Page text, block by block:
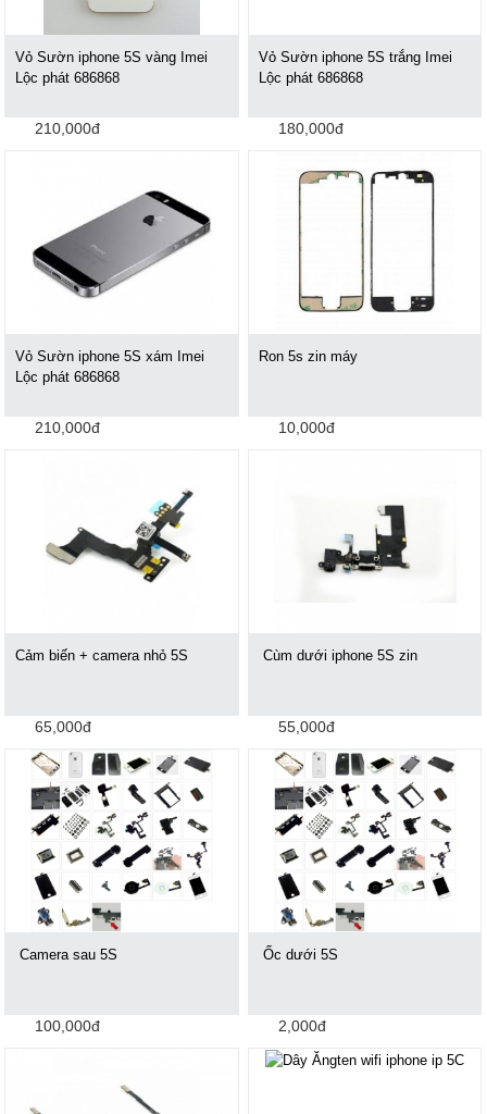
Vỏ Sườn iphone 5S vàng Imei
Lộc phát 686868
210,000đ
Vỏ Sườn iphone 5S trắng Imei
Lộc phát 686868
180,000đ
Vỏ Sườn iphone 5S xám Imei
Lộc phát 686868
210,000đ
Ron 5s zin máy
10,000đ
Cảm biến + camera nhỏ 5S
65,000đ
Cùm dưới iphone 5S zin
55,000đ
Camera sau 5S
100,000đ
Ốc dưới 5S
2,000đ